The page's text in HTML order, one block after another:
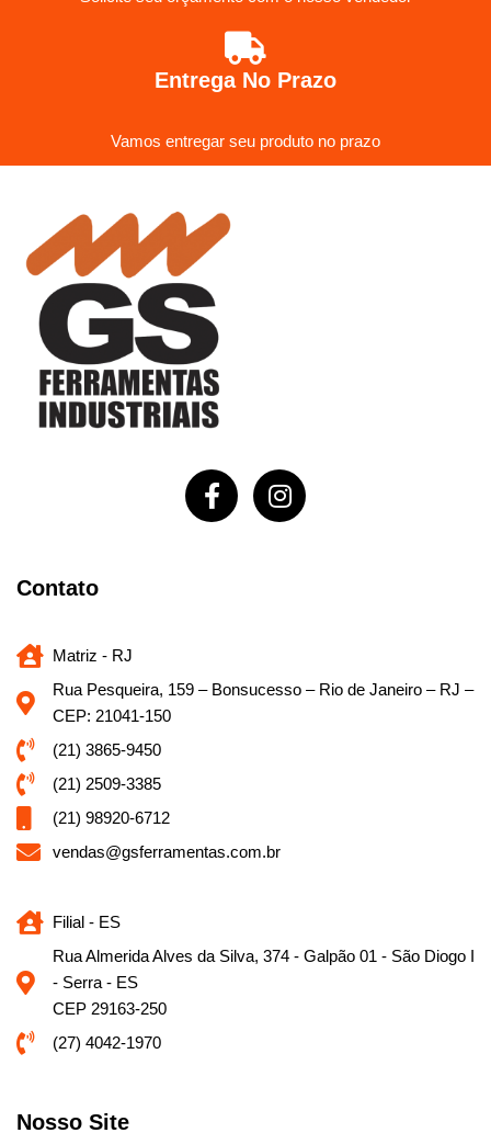
Entrega No Prazo
Vamos entregar seu produto no prazo
Contato
Matriz - RJ
Rua Pesqueira, 159 – Bonsucesso – Rio de Janeiro – RJ –
CEP: 21041-150
(21) 3865-9450
(21) 2509-3385
(21) 98920-6712
vendas@gsferramentas.com.br
Filial - ES
Rua Almerida Alves da Silva, 374 - Galpão 01 - São Diogo I
- Serra - ES
CEP 29163-250
(27) 4042-1970
Nosso Site